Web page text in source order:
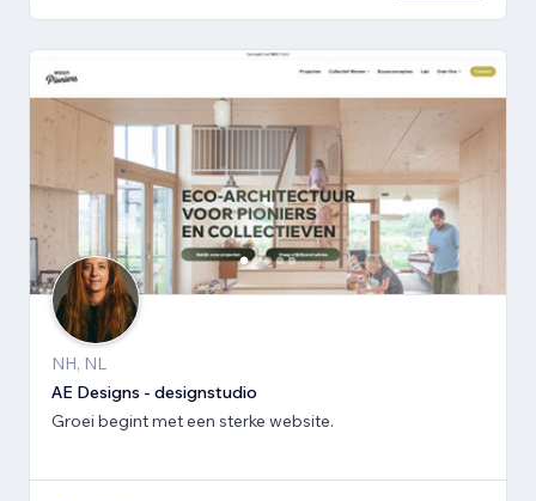
NH, NL
AE Designs - designstudio
Groei begint met een sterke website.